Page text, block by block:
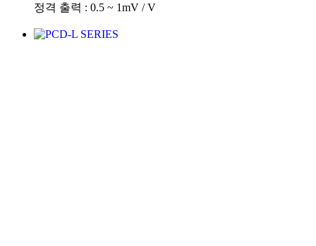
정격 출력 : 0.5 ~ 1mV / V